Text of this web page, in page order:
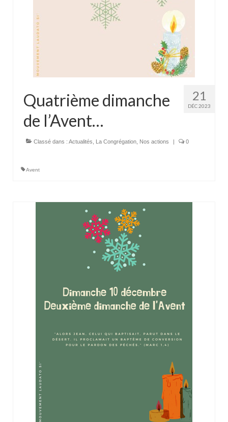
21
DÉC 2023
Quatrième dimanche
de l’Avent…
Classé dans : Actualités La Congrégation Nos actions 0
Avent